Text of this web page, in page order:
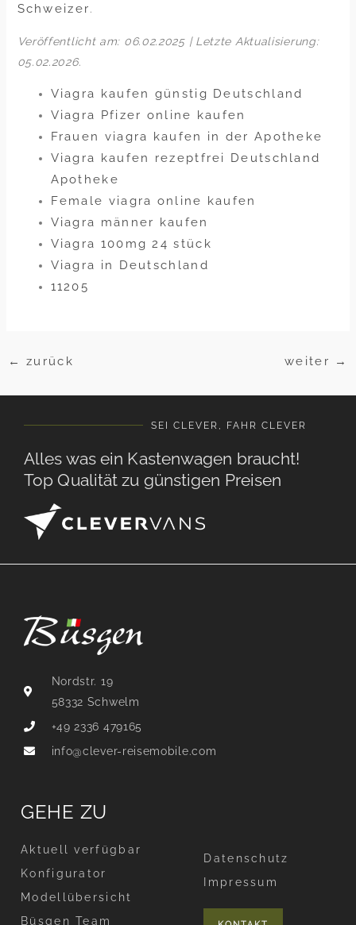
Schweizer.
Veröffentlicht am: 06.02.2025 | Letzte Aktualisierung:
05.02.2026.
Viagra kaufen günstig Deutschland
Viagra Pfizer online kaufen
Frauen viagra kaufen in der Apotheke
Viagra kaufen rezeptfrei Deutschland
Apotheke
Female viagra online kaufen
Viagra männer kaufen
Viagra 100mg 24 stück
Viagra in Deutschland
11205
← zurück weiter →
SEI CLEVER, FAHR CLEVER
Alles was ein Kastenwagen braucht!
Top Qualität zu günstigen Preisen
Nordstr. 19
58332 Schwelm
+49 2336 479165
info@clever-reisemobile.com
GEHE ZU
Aktuell verfügbar
Konfigurator
Modellübersicht
Büsgen Team
Datenschutz
Impressum